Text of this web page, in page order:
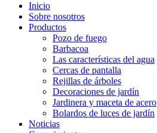
Inicio
Sobre nosotros
Productos
Pozo de fuego
Barbacoa
Las características del agua
Cercas de pantalla
Rejillas de árboles
Decoraciones de jardín
Jardinera y maceta de acero
Bolardos de luces de jardín
Noticias